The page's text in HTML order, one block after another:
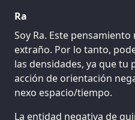
Ra
Soy Ra. Este
extraño. Por lo tanto,
las densidades, ya que tu
acción de orientación
nexo espacio/tiempo.
La entidad negativa de